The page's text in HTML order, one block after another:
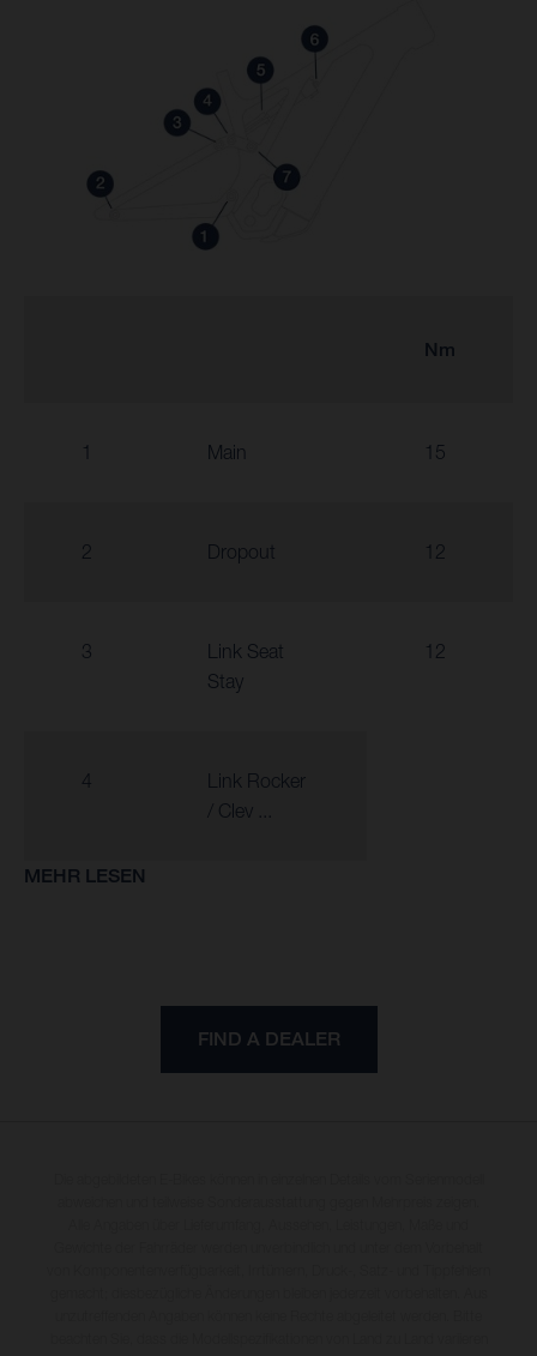
Nm
1 Main 15
2 Dropout 12
3
Link Seat
Stay
12
4
Link Rocker
/ Clev ...
MEHR LESEN
FIND A DEALER